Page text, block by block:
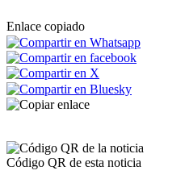
Enlace copiado
Código QR de esta noticia